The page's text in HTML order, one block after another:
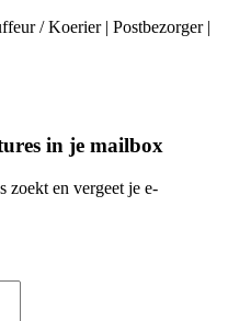
/ Koerier | Postbezorger |
in je mailbox
zoekt en vergeet je e-